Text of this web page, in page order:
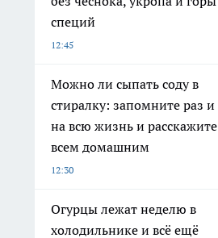
специй
12:45
Можно ли сыпать соду в
стиралку: запомните раз и
на всю жизнь и расскажите
всем домашним
12:30
Огурцы лежат неделю в
холодильнике и всё ещё